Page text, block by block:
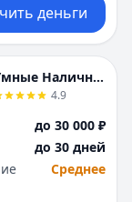
деньги
Умные Наличные
4.9
до 30 000 ₽
до 30 дней
Среднее